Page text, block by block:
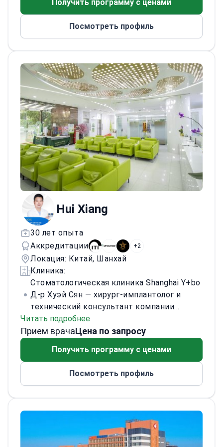
медицинского специалиста. Он является
реабилитационной медицины.
включая артрит и анкилозирующий
Член Китайской ассоциации
восстановительным медицинским
технологиям.
Получить программу с ценами
Посмотреть профиль
Hui Xiang
30 лет опыта
Аккредитации
+2
Локация: Китай, Шанхай
Клиника:
Стоматологическая клиника Shanghai Y+bo
Д-р Хуэй Сян — хирург-имплантолог и
технический консультант компании
Straumann (ITI, Швейцария). Руководит
Центром сложной имплантологии в
Simei (Ухань). Ведёт приём во
Dental на Бунде. Возглавляет комитет по
больницах третичного уровня.
Специализируется на сложной
Читать подробнее
Прием врачаЦена по запросу
Получить программу с ценами
Посмотреть профиль